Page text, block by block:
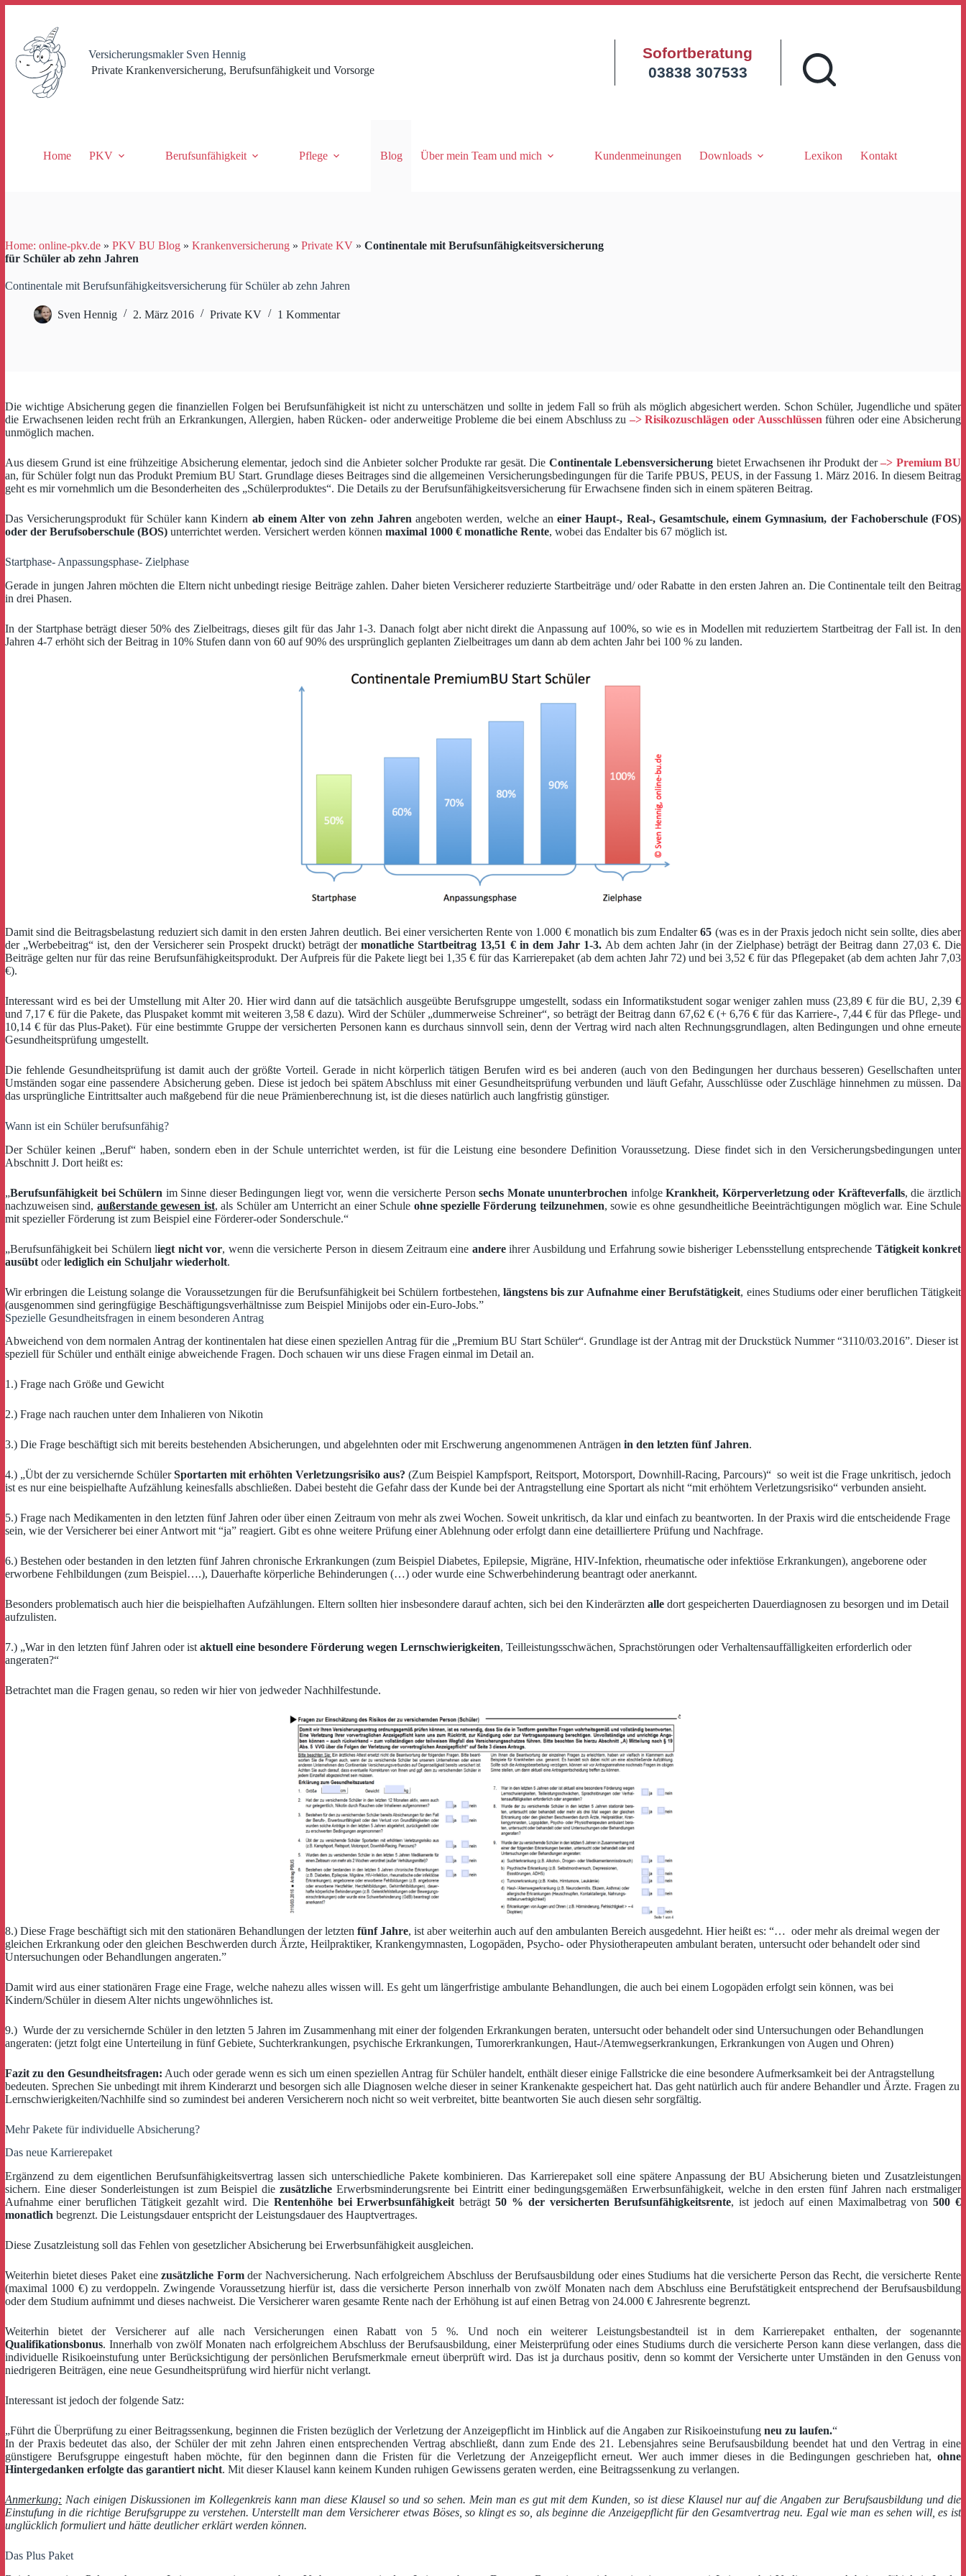
springen
Versicherungsmakler Sven Hennig
Private Krankenversicherung, Berufsunfähigkeit und Vorsorge
Sofortberatung
03838 307533
Home PKV Berufsunfähigkeit Pflege Blog Über mein Team und mich Kundenmeinungen Downloads Lexikon Kontakt
Home: online-pkv.de » PKV BU Blog » Krankenversicherung » Private KV » Continentale mit Berufsunfähigkeitsversicherung
für Schüler ab zehn Jahren
Continentale mit Berufsunfähigkeitsversicherung für Schüler ab zehn Jahren
Sven Hennig 2. März 2016 Private KV 1 Kommentar
Die wichtige Absicherung gegen die finanziellen Folgen bei Berufsunfähigkeit ist nicht zu unterschätzen und sollte in jedem Fall so früh als möglich abgesichert werden. Schon Schüler, Jugendliche und später
die Erwachsenen leiden recht früh an Erkrankungen, Allergien, haben Rücken- oder anderweitige Probleme die bei einem Abschluss zu –> Risikozuschlägen oder Ausschlüssen führen oder eine Absicherung
unmöglich machen.
Aus diesem Grund ist eine frühzeitige Absicherung elementar, jedoch sind die Anbieter solcher Produkte rar gesät. Die Continentale Lebensversicherung bietet Erwachsenen ihr Produkt der–> Premium BU
an, für Schüler folgt nun das Produkt Premium BU Start. Grundlage dieses Beitrages sind die allgemeinen Versicherungsbedingungen für die Tarife PBUS, PEUS, in der Fassung 1. März 2016. In diesem Beitrag
geht es mir vornehmlich um die Besonderheiten des „Schülerproduktes“. Die Details zu der Berufsunfähigkeitsversicherung für Erwachsene finden sich in einem späteren Beitrag.
Das Versicherungsprodukt für Schüler kann Kindern ab einem Alter von zehn Jahren angeboten werden, welche an einer Haupt-, Real-, Gesamtschule, einem Gymnasium, der Fachoberschule (FOS)
oder der Berufsoberschule (BOS) unterrichtet werden. Versichert werden können maximal 1000 € monatliche Rente, wobei das Endalter bis 67 möglich ist.
Startphase- Anpassungsphase- Zielphase
Gerade in jungen Jahren möchten die Eltern nicht unbedingt riesige Beiträge zahlen. Daher bieten Versicherer reduzierte Startbeiträge und/ oder Rabatte in den ersten Jahren an. Die Continentale teilt den Beitrag
in drei Phasen.
In der Startphase beträgt dieser 50% des Zielbeitrags, dieses gilt für das Jahr 1-3. Danach folgt aber nicht direkt die Anpassung auf 100%, so wie es in Modellen mit reduziertem Startbeitrag der Fall ist. In den
Jahren 4-7 erhöht sich der Beitrag in 10% Stufen dann von 60 auf 90% des ursprünglich geplanten Zielbeitrages um dann ab dem achten Jahr bei 100 % zu landen.
Damit sind die Beitragsbelastung reduziert sich damit in den ersten Jahren deutlich. Bei einer versicherten Rente von 1.000 € monatlich bis zum Endalter65 (was es in der Praxis jedoch nicht sein sollte, dies aber
der „Werbebeitrag“ ist, den der Versicherer sein Prospekt druckt) beträgt dermonatliche Startbeitrag 13,51 € in dem Jahr 1-3. Ab dem achten Jahr (in der Zielphase) beträgt der Beitrag dann 27,03 €. Die
Beiträge gelten nur für das reine Berufsunfähigkeitsprodukt. Der Aufpreis für die Pakete liegt bei 1,35 € für das Karrierepaket (ab dem achten Jahr 72) und bei 3,52 € für das Pflegepaket (ab dem achten Jahr 7,03
€).
Interessant wird es bei der Umstellung mit Alter 20. Hier wird dann auf die tatsächlich ausgeübte Berufsgruppe umgestellt, sodass ein Informatikstudent sogar weniger zahlen muss (23,89 € für die BU, 2,39 €
und 7,17 € für die Pakete, das Pluspaket kommt mit weiteren 3,58 € dazu). Wird der Schüler „dummerweise Schreiner“, so beträgt der Beitrag dann 67,62 € (+ 6,76 € für das Karriere-, 7,44 € für das Pflege- und
10,14 € für das Plus-Paket). Für eine bestimmte Gruppe der versicherten Personen kann es durchaus sinnvoll sein, denn der Vertrag wird nach alten Rechnungsgrundlagen, alten Bedingungen und ohne erneute
Gesundheitsprüfung umgestellt.
Die fehlende Gesundheitsprüfung ist damit auch der größte Vorteil. Gerade in nicht körperlich tätigen Berufen wird es bei anderen (auch von den Bedingungen her durchaus besseren) Gesellschaften unter
Umständen sogar eine passendere Absicherung geben. Diese ist jedoch bei spätem Abschluss mit einer Gesundheitsprüfung verbunden und läuft Gefahr, Ausschlüsse oder Zuschläge hinnehmen zu müssen. Da
das ursprüngliche Eintrittsalter auch maßgebend für die neue Prämienberechnung ist, ist die dieses natürlich auch langfristig günstiger.
Wann ist ein Schüler berufsunfähig?
Der Schüler keinen „Beruf“ haben, sondern eben in der Schule unterrichtet werden, ist für die Leistung eine besondere Definition Voraussetzung. Diese findet sich in den Versicherungsbedingungen unter
Abschnitt J. Dort heißt es:
„Berufsunfähigkeit bei Schülern im Sinne dieser Bedingungen liegt vor, wenn die versicherte Personsechs Monate ununterbrochen infolgeKrankheit, Körperverletzung oder Kräfteverfalls, die ärztlich
nachzuweisen sind, außerstande gewesen ist, als Schüler am Unterricht an einer Schule ohne spezielle Förderung teilzunehmen, sowie es ohne gesundheitliche Beeinträchtigungen möglich war. Eine Schule
mit spezieller Förderung ist zum Beispiel eine Förderer-oder Sonderschule.“
„Berufsunfähigkeit bei Schülern liegt nicht vor, wenn die versicherte Person in diesem Zeitraum eine andereihrer Ausbildung und Erfahrung sowie bisheriger Lebensstellung entsprechende Tätigkeit konkret
ausübt oderlediglich ein Schuljahr wiederholt.
Wir erbringen die Leistung solange die Voraussetzungen für die Berufsunfähigkeit bei Schülern fortbestehen, längstens bis zur Aufnahme einer Berufstätigkeit, eines Studiums oder einer beruflichen Tätigkeit
(ausgenommen sind geringfügige Beschäftigungsverhältnisse zum Beispiel Minijobs oder ein-Euro-Jobs.”
Spezielle Gesundheitsfragen in einem besonderen Antrag
Abweichend von dem normalen Antrag der kontinentalen hat diese einen speziellen Antrag für die „Premium BU Start Schüler“. Grundlage ist der Antrag mit der Druckstück Nummer “3110/03.2016”. Dieser ist
speziell für Schüler und enthält einige abweichende Fragen. Doch schauen wir uns diese Fragen einmal im Detail an.
1.) Frage nach Größe und Gewicht
2.) Frage nach rauchen unter dem Inhalieren von Nikotin
3.) Die Frage beschäftigt sich mit bereits bestehenden Absicherungen, und abgelehnten oder mit Erschwerung angenommenen Anträgen in den letzten fünf Jahren.
4.) „Übt der zu versichernde SchülerSportarten mit erhöhten Verletzungsrisiko aus? (Zum Beispiel Kampfsport, Reitsport, Motorsport, Downhill-Racing, Parcours)“ so weit ist die Frage unkritisch, jedoch
ist es nur eine beispielhafte Aufzählung keinesfalls abschließen. Dabei besteht die Gefahr dass der Kunde bei der Antragstellung eine Sportart als nicht “mit erhöhtem Verletzungsrisiko“ verbunden ansieht.
5.) Frage nach Medikamenten in den letzten fünf Jahren oder über einen Zeitraum von mehr als zwei Wochen. Soweit unkritisch, da klar und einfach zu beantworten. In der Praxis wird die entscheidende Frage
sein, wie der Versicherer bei einer Antwort mit “ja” reagiert. Gibt es ohne weitere Prüfung einer Ablehnung oder erfolgt dann eine detailliertere Prüfung und Nachfrage.
6.) Bestehen oder bestanden in den letzten fünf Jahren chronische Erkrankungen (zum Beispiel Diabetes, Epilepsie, Migräne, HIV-Infektion, rheumatische oder infektiöse Erkrankungen), angeborene oder
erworbene Fehlbildungen (zum Beispiel….), Dauerhafte körperliche Behinderungen (…) oder wurde eine Schwerbehinderung beantragt oder anerkannt.
Besonders problematisch auch hier die beispielhaften Aufzählungen. Eltern sollten hier insbesondere darauf achten, sich bei den Kinderärzten alle dort gespeicherten Dauerdiagnosen zu besorgen und im Detail
aufzulisten.
7.) „War in den letzten fünf Jahren oder istaktuell eine besondere Förderung wegen Lernschwierigkeiten, Teilleistungsschwächen, Sprachstörungen oder Verhaltensauffälligkeiten erforderlich oder
angeraten?“
Betrachtet man die Fragen genau, so reden wir hier von jedweder Nachhilfestunde.
8.) Diese Frage beschäftigt sich mit den stationären Behandlungen der letzten fünf Jahre, ist aber weiterhin auch auf den ambulanten Bereich ausgedehnt. Hier heißt es: “… oder mehr als dreimal wegen der
gleichen Erkrankung oder den gleichen Beschwerden durch Ärzte, Heilpraktiker, Krankengymnasten, Logopäden, Psycho- oder Physiotherapeuten ambulant beraten, untersucht oder behandelt oder sind
Untersuchungen oder Behandlungen angeraten.”
Damit wird aus einer stationären Frage eine Frage, welche nahezu alles wissen will. Es geht um längerfristige ambulante Behandlungen, die auch bei einem Logopäden erfolgt sein können, was bei
Kindern/Schüler in diesem Alter nichts ungewöhnliches ist.
9.) Wurde der zu versichernde Schüler in den letzten 5 Jahren im Zusammenhang mit einer der folgenden Erkrankungen beraten, untersucht oder behandelt oder sind Untersuchungen oder Behandlungen
angeraten: (jetzt folgt eine Unterteilung in fünf Gebiete, Suchterkrankungen, psychische Erkrankungen, Tumorerkrankungen, Haut-/Atemwegserkrankungen, Erkrankungen von Augen und Ohren)
Fazit zu den Gesundheitsfragen: Auch oder gerade wenn es sich um einen speziellen Antrag für Schüler handelt, enthält dieser einige Fallstricke die eine besondere Aufmerksamkeit bei der Antragstellung
bedeuten. Sprechen Sie unbedingt mit ihrem Kinderarzt und besorgen sich alle Diagnosen welche dieser in seiner Krankenakte gespeichert hat. Das geht natürlich auch für andere Behandler und Ärzte. Fragen zu
Lernschwierigkeiten/Nachhilfe sind so zumindest bei anderen Versicherern noch nicht so weit verbreitet, bitte beantworten Sie auch diesen sehr sorgfältig.
Mehr Pakete für individuelle Absicherung?
Das neue Karrierepaket
Ergänzend zu dem eigentlichen Berufsunfähigkeitsvertrag lassen sich unterschiedliche Pakete kombinieren. Das Karrierepaket soll eine spätere Anpassung der BU Absicherung bieten und Zusatzleistungen
sichern. Eine dieser Sonderleistungen ist zum Beispiel die zusätzliche Erwerbsminderungsrente bei Eintritt einer bedingungsgemäßen Erwerbsunfähigkeit, welche in den ersten fünf Jahren nach erstmaliger
Aufnahme einer beruflichen Tätigkeit gezahlt wird. DieRentenhöhe bei Erwerbsunfähigkeit beträgt 50 % der versicherten Berufsunfähigkeitsrente, ist jedoch auf einen Maximalbetrag von 500 €
monatlich begrenzt. Die Leistungsdauer entspricht der Leistungsdauer des Hauptvertrages.
Diese Zusatzleistung soll das Fehlen von gesetzlicher Absicherung bei Erwerbsunfähigkeit ausgleichen.
Weiterhin bietet dieses Paket einezusätzliche Formder Nachversicherung. Nach erfolgreichem Abschluss der Berufsausbildung oder eines Studiums hat die versicherte Person das Recht, die versicherte Rente
(maximal 1000 €) zu verdoppeln. Zwingende Voraussetzung hierfür ist, dass die versicherte Person innerhalb von zwölf Monaten nach dem Abschluss eine Berufstätigkeit entsprechend der Berufsausbildung
oder dem Studium aufnimmt und dieses nachweist. Die Versicherer waren gesamte Rente nach der Erhöhung ist auf einen Betrag von 24.000 € Jahresrente begrenzt.
Weiterhin bietet der Versicherer auf alle nach Versicherungen einen Rabatt von 5 %. Und noch ein weiterer Leistungsbestandteil ist in dem Karrierepaket enthalten, der sogenannte
Qualifikationsbonus. Innerhalb von zwölf Monaten nach erfolgreichem Abschluss der Berufsausbildung, einer Meisterprüfung oder eines Studiums durch die versicherte Person kann diese verlangen, dass die
individuelle Risikoeinstufung unter Berücksichtigung der persönlichen Berufsmerkmale erneut überprüft wird. Das ist ja durchaus positiv, denn so kommt der Versicherte unter Umständen in den Genuss von
niedrigeren Beiträgen, eine neue Gesundheitsprüfung wird hierfür nicht verlangt.
Interessant ist jedoch der folgende Satz:
„Führt die Überprüfung zu einer Beitragssenkung, beginnen die Fristen bezüglich der Verletzung der Anzeigepflicht im Hinblick auf die Angaben zur Risikoeinstufung neu zu laufen.“
In der Praxis bedeutet das also, der Schüler der mit zehn Jahren einen entsprechenden Vertrag abschließt, dann zum Ende des 21. Lebensjahres seine Berufsausbildung beendet hat und den Vertrag in eine
günstigere Berufsgruppe eingestuft haben möchte, für den beginnen dann die Fristen für die Verletzung der Anzeigepflicht erneut. Wer auch immer dieses in die Bedingungen geschrieben hat, ohne
Hintergedanken erfolgte das garantiert nicht. Mit dieser Klausel kann keinem Kunden ruhigen Gewissens geraten werden, eine Beitragssenkung zu verlangen.
Anmerkung: Nach einigen Diskussionen im Kollegenkreis kann man diese Klausel so und so sehen. Mein man es gut mit dem Kunden, so ist diese Klausel nur auf die Angaben zur Berufsausbildung und die
Einstufung in die richtige Berufsgruppe zu verstehen. Unterstellt man dem Versicherer etwas Böses, so klingt es so, als beginne die Anzeigepflicht für den Gesamtvertrag neu. Egal wie man es sehen will, es ist
unglücklich formuliert und hätte deutlicher erklärt werden können.
Das Plus Paket